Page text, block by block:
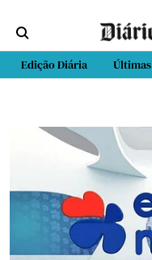
Edição Diária Últimas